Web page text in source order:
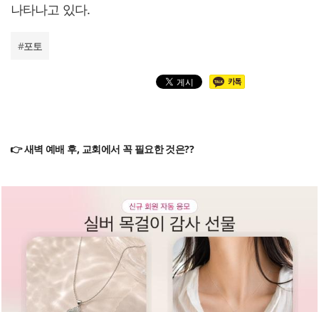
나타나고 있다.
#포토
👉 새벽 예배 후, 교회에서 꼭 필요한 것은??